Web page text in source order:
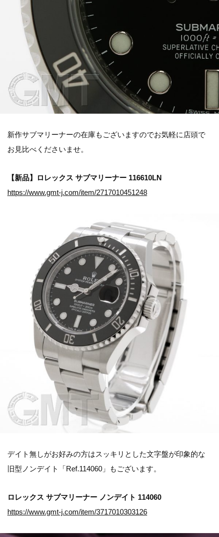
新作サブマリーナーの在庫もございますのでお気軽に店頭で
お見比べくださいませ。
【新品】ロレックス サブマリーナー 116610LN
https://www.gmt-j.com/item/2717010451248
デイト無しがお好みの方はスッキリとした文字盤が印象的な
旧型ノンデイト「Ref.114060」もございます。
ロレックス サブマリーナー ノンデイト 114060
https://www.gmt-j.com/item/3717010303126